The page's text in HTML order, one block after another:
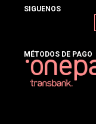
SIGUENOS
MÉTODOS DE PAGO